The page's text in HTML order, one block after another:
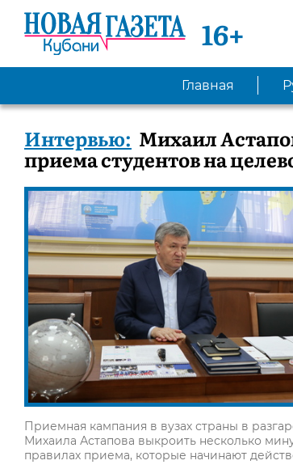
16+
Главная
Интервью: Михаил
приема студентов на
Приемная кампания в вузах страны в
Михаила Астапова выкроить несколько
правилах приема, которые начинают